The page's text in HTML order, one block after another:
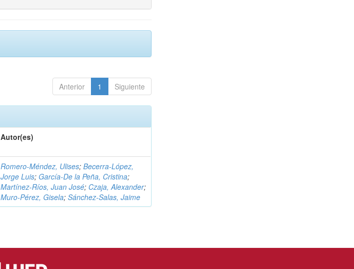
Anterior 1 Siguiente
Autor(es)
Romero-Méndez, Ulises;Becerra-López,
Jorge Luis; García-De la Peña, Cristina;
Martínez-Ríos, Juan José; Czaja, Alexander;
Muro-Pérez, Gisela;Sánchez-Salas, Jaime